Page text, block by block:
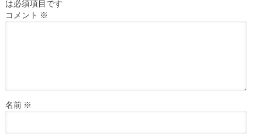
は必須項目です
コメント ※
名前 ※